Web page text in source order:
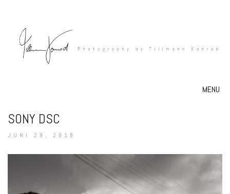
MENU
SONY DSC
JUNI 29, 2018